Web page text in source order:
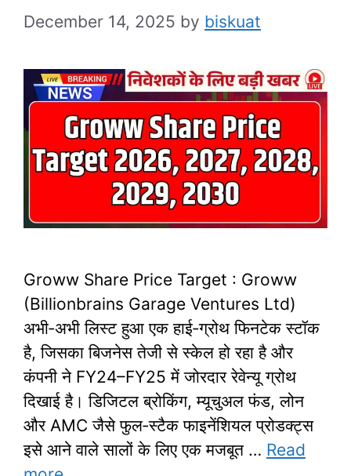
December 14, 2025 by biskuat
Groww Share Price Target : Groww
(Billionbrains Garage Ventures Ltd)
अभी‑अभी लिस्ट हुआ एक हाई‑ग्रोथ फिनटेक स्टॉक
है, जिसका बिजनेस तेजी से स्केल हो रहा है और
कंपनी ने FY24–FY25 में जोरदार रेवेन्यू ग्रोथ
दिखाई है। डिजिटल ब्रोकिंग, म्यूचुअल फंड, लोन
और AMC जैसे फुल‑स्टैक फाइनेंशियल प्रोडक्ट्स
इसे आने वाले सालों के लिए एक मजबूत … Read